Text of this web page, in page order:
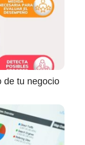
de tu negocio